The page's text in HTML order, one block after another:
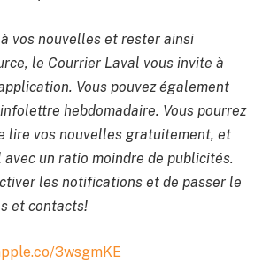
vos nouvelles et rester ainsi
le Courrier Laval vous invite à
Vous pouvez également
hebdomadaire. Vous pourrez
lire vos nouvelles gratuitement, et
avec un ratio moindre de publicités.
les notifications et de passer le
et contacts!
3wsgmKE